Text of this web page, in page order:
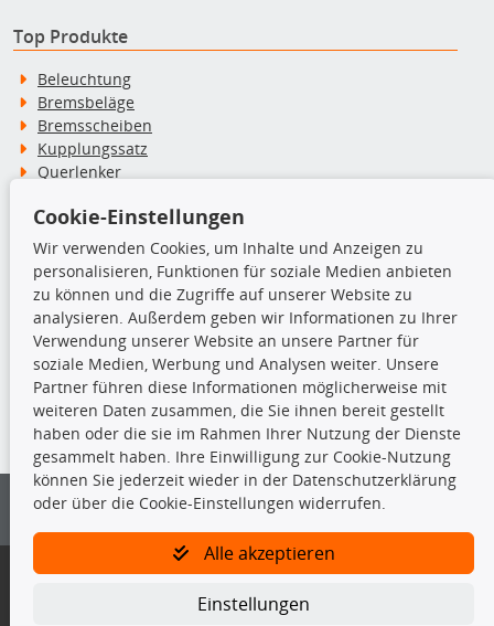
Top Produkte
Beleuchtung
Bremsbeläge
Bremsscheiben
Kupplungssatz
Querlenker
Stoßdämpfer
TecDoc Inside
Die hier angezeigten Daten insbesondere die gesamte Datenbank dürfen
nicht kopiert werden.
Es ist zu unterlassen, die Daten oder die gesamte Datenbank ohne
vorherige Zustimmung von TecDoc zu vervielfältigen, zu verbreiten
und/oder diese Handlungen durch Dritte ausführen zu lassen. Ein
Bitte prüfen Sie, ob das über unseren Onlineshop identifizierte Ersatzteil
Gegebenenfalls sind ergänzende Informationen notwendig, um
Cookie-Einstellungen
Wir verwenden Cookies, um Inhalte und Anzeigen zu
personalisieren, Funktionen für soziale Medien anbieten
zu können und die Zugriffe auf unserer Website zu
analysieren. Außerdem geben wir Informationen zu Ihrer
Verwendung unserer Website an unsere Partner für
soziale Medien, Werbung und Analysen weiter. Unsere
Partner führen diese Informationen möglicherweise mit
weiteren Daten zusammen, die Sie ihnen bereit gestellt
haben oder die sie im Rahmen Ihrer Nutzung der Dienste
gesammelt haben. Ihre Einwilligung zur Cookie-Nutzung
können Sie jederzeit wieder in der Datenschutzerklärung
oder über die Cookie-Einstellungen widerrufen.
Alle akzeptieren
Einstellungen